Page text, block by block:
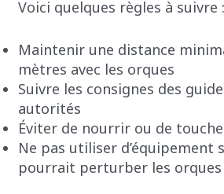
Voici quelques règles à suivre :
Maintenir une distance
mètres avec les orques
Suivre les consignes des
autorités
Éviter de nourrir ou de
Ne pas utiliser d’équipement
pourrait perturber les orques